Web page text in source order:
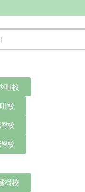
咀校
校
校
校
灣校